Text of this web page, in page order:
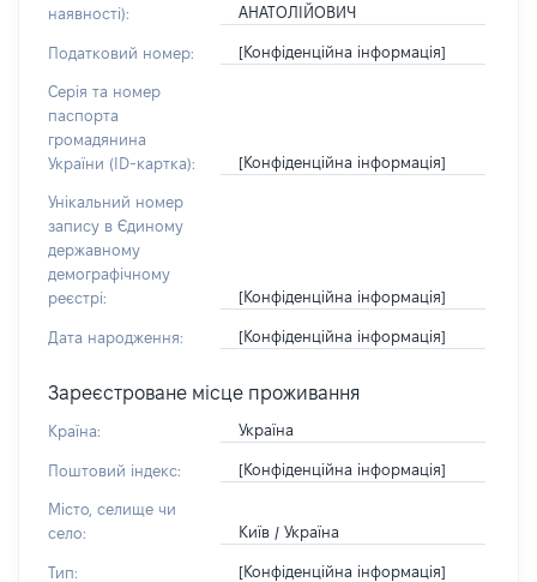
наявності):
АНАТОЛІЙОВИЧ
Податковий номер: [Конфіденційна інформація]
Серія та номер
паспорта
громадянина
України (ID-картка):
[Конфіденційна інформація]
Унікальний номер
запису в Єдиному
державному
демографічному
реєстрі:
[Конфіденційна інформація]
Дата народження: [Конфіденційна інформація]
Зареєстроване місце проживання
Країна: Україна
Поштовий індекс: [Конфіденційна інформація]
Місто, селище чи
село:
Київ / Україна
Тип: [Конфіденційна інформація]